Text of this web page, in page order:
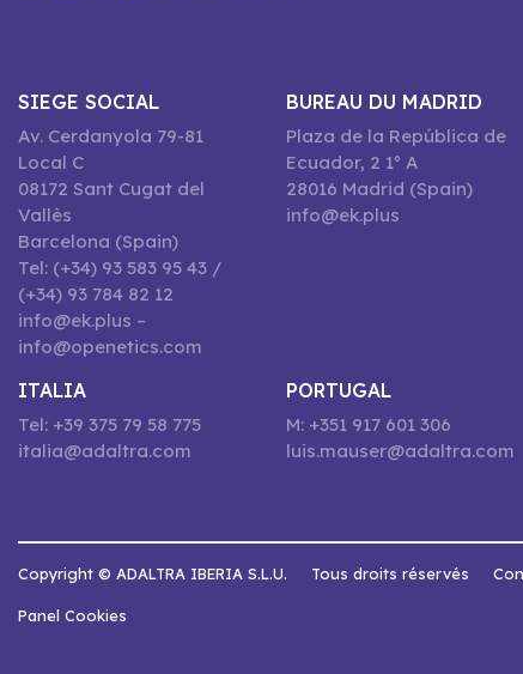
SIEGE SOCIAL
Av. Cerdanyola 79-81
Local C
08172 Sant Cugat del
Vallès
Barcelona (Spain)
Tel: (+34) 93 583 95 43 /
(+34) 93 784 82 12
info@ek.plus –
info@openetics.com
BUREAU DU MADRID
Plaza de la República de
Ecuador, 2 1º A
28016 Madrid (Spain)
info@ek.plus
ITALIA
Tel: +39 375 79 58 775
italia@adaltra.com
PORTUGAL
M: +351 917 601 306
luis.mauser@adaltra.com
Copyright © ADALTRA IBERIA S.L.U. Tous droits réservés
Panel Cookies